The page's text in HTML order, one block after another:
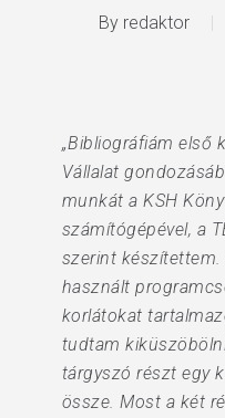
By redaktor
„Bibliográfiám első
Vállalat
munkát a KSH
számítógépével, a
szerint
használt
korlátokat
tudtam
tárgyszó részt egy
össze. Most a két